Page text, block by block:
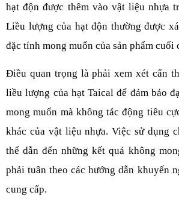
hạt độn được thêm vào vật liệu nhựa
Liều lượng của hạt độn thường được
đặc tính mong muốn của sản phẩm cuối
Điều quan trọng là phải xem xét cẩn
liều lượng của hạt Taical để đảm bảo
mong muốn mà không tác động tiêu
khác của vật liệu nhựa. Việc sử dụng
thể dẫn đến những kết quả không
phải tuân theo các hướng dẫn khuyến
cung cấp.